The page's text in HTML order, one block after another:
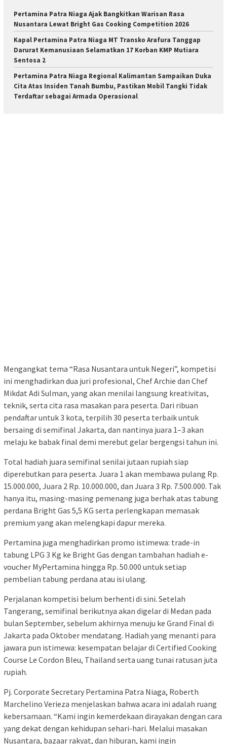
Pertamina Patra Niaga Ajak Bangkitkan Warisan Rasa
Nusantara Lewat Bright Gas Cooking Competition 2026
Kapal Pertamina Patra Niaga MT Transko Arafura Tanggap
Darurat Kemanusiaan Selamatkan 17 Korban KMP Mutiara
Sentosa 2
Pertamina Patra Niaga Regional Kalimantan Sampaikan Duka
Cita Atas Insiden Tanah Bumbu, Pastikan Mobil Tangki Tidak
Terdaftar sebagai Armada Operasional
Mengangkat tema “Rasa Nusantara untuk Negeri”, kompetisi
ini menghadirkan dua juri profesional, Chef Archie dan Chef
Mikdat Adi Sulman, yang akan menilai langsung kreativitas,
teknik, serta cita rasa masakan para peserta. Dari ribuan
pendaftar untuk 3 kota, terpilih 30 peserta terbaik untuk
bersaing di semifinal Jakarta, dan nantinya juara 1–3 akan
melaju ke babak final demi merebut gelar bergengsi tahun ini.
Total hadiah juara semifinal senilai jutaan rupiah siap
diperebutkan para peserta. Juara 1 akan membawa pulang Rp.
15.000.000, Juara 2 Rp. 10.000.000, dan Juara 3 Rp. 7.500.000. Tak
hanya itu, masing-masing pemenang juga berhak atas tabung
perdana Bright Gas 5,5 KG serta perlengkapan memasak
premium yang akan melengkapi dapur mereka.
Pertamina juga menghadirkan promo istimewa: trade-in
tabung LPG 3 Kg ke Bright Gas dengan tambahan hadiah e-
voucher MyPertamina hingga Rp. 50.000 untuk setiap
pembelian tabung perdana atau isi ulang.
Perjalanan kompetisi belum berhenti di sini. Setelah
Tangerang, semifinal berikutnya akan digelar di Medan pada
bulan September, sebelum akhirnya menuju ke Grand Final di
Jakarta pada Oktober mendatang. Hadiah yang menanti para
jawara pun istimewa: kesempatan belajar di Certified Cooking
Course Le Cordon Bleu, Thailand serta uang tunai ratusan juta
rupiah.
Pj. Corporate Secretary Pertamina Patra Niaga, Roberth
Marchelino Verieza menjelaskan bahwa acara ini adalah ruang
kebersamaan. “Kami ingin kemerdekaan dirayakan dengan cara
yang dekat dengan kehidupan sehari-hari. Melalui masakan
Nusantara, bazaar rakyat, dan hiburan, kami ingin